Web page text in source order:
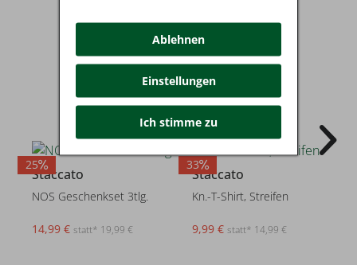
25
Staccato
NOS Geschenkset 3tlg.
14,99 € statt* 19,99 €
33
Staccato
Kn.-T-Shirt, Streifen
9,99 € statt* 14,99 €
Ablehnen
Einstellungen
Ich stimme zu